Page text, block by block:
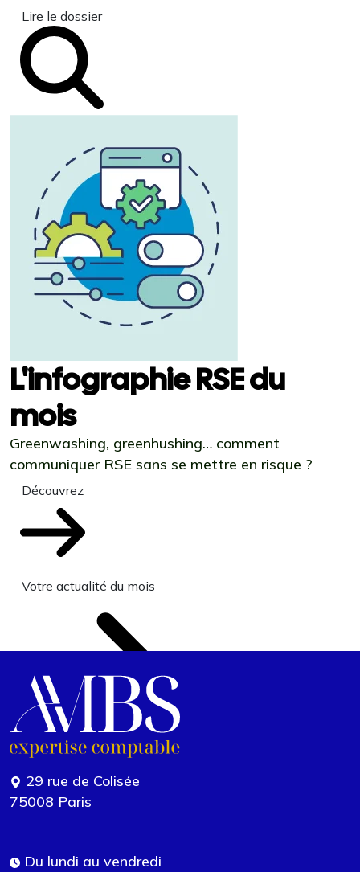
Lire le dossier
L'infographie RSE du
mois
Greenwashing, greenhushing… comment
communiquer RSE sans se mettre en risque ?
Découvrez
Votre actualité du mois
29 rue de Colisée
75008 Paris
Du lundi au vendredi